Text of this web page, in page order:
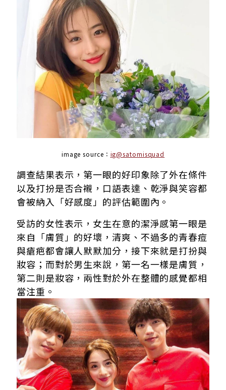
image source： ig@satomisquad
調查結果表示，第一眼的好印象除了外在條件
以及打扮是否合襯，口語表達、乾淨與笑容都
會被納入「好感度」的評估範圍內。
受訪的女性表示，女生在意的潔淨感第一眼是
來自「膚質」的好壞，清爽、不過多的青春痘
與瘡疤都會讓人默默加分，接下來就是打扮與
妝容；而對於男生來說，第一名一樣是膚質，
第二則是妝容，兩性對於外在整體的感覺都相
當注重。